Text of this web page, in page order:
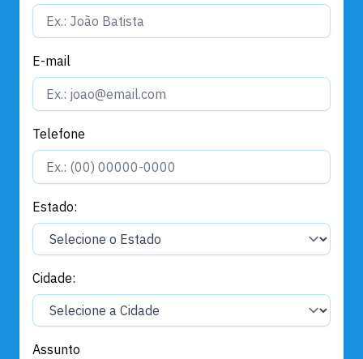
E-mail
Telefone
Estado:
Cidade:
Assunto